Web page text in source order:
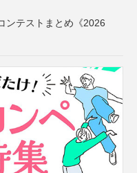
ンテストまとめ《2026